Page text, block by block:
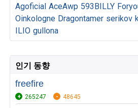
Agoficial AceAwp 593BILLY
Oinkologne Dragontamer serikov
ILIO gullona
인기 동향
freefire
265247 48645